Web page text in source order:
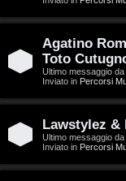
Q
Agatino
Toto
Ultimo messaggio da
Inviato in Percorsi
Lawstylez &
Ultimo messaggio da
Inviato in Percorsi
D
g
i
t
a